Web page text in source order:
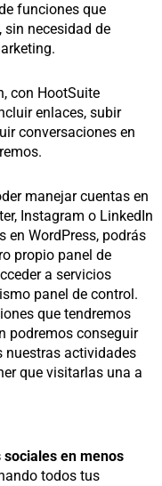
funciones que
sin necesidad de
con HootSuite
enlaces, subir
conversaciones en
manejar cuentas en
Instagram o LinkedIn
en WordPress, podrás
propio panel de
a servicios
panel de control.
que tendremos
podremos conseguir
nuestras actividades
que visitarlas una a
en menos
todos tus